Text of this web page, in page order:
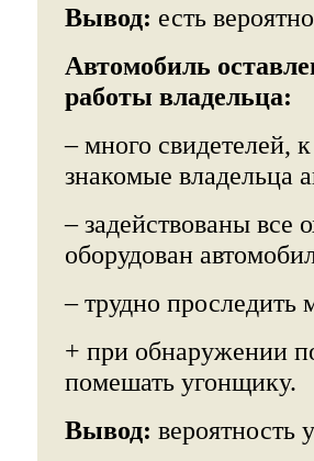
Вывод: есть
Автомобиль
работы владельца:
– много свидетелей,
знакомые владельца
– задействованы все
оборудован
– трудно проследить
+ при обнаружении
помешать угонщику.
Вывод: вероятность